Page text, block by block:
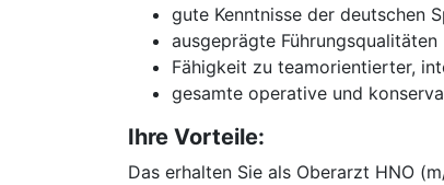
gute Kenntnisse der deutschen
ausgeprägte Führungsqualitäten
Fähigkeit zu teamorientierter,
gesamte operative und
Ihre Vorteile:
Das erhalten Sie als Oberarzt HNO